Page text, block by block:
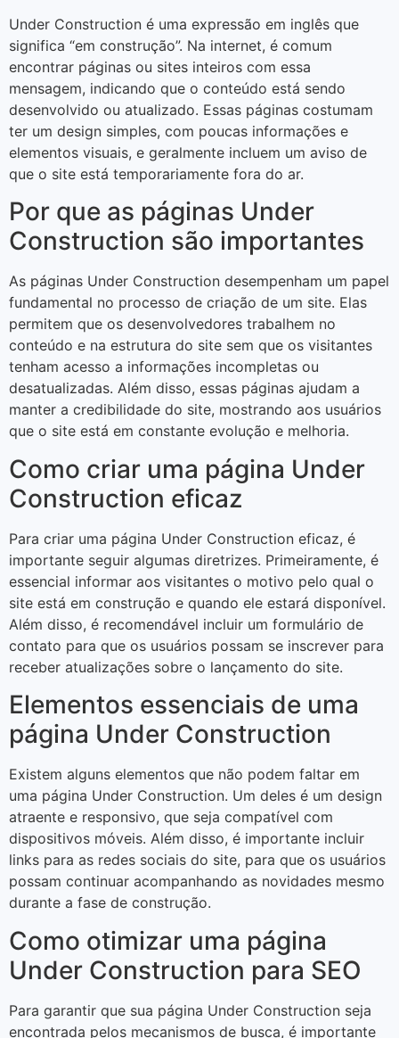
Under Construction é uma expressão em inglês que
significa “em construção”. Na internet, é comum
encontrar páginas ou sites inteiros com essa
mensagem, indicando que o conteúdo está sendo
desenvolvido ou atualizado. Essas páginas costumam
ter um design simples, com poucas informações e
elementos visuais, e geralmente incluem um aviso de
que o site está temporariamente fora do ar.
Por que as páginas Under
Construction são importantes
As páginas Under Construction desempenham um papel
fundamental no processo de criação de um site. Elas
permitem que os desenvolvedores trabalhem no
conteúdo e na estrutura do site sem que os visitantes
tenham acesso a informações incompletas ou
desatualizadas. Além disso, essas páginas ajudam a
manter a credibilidade do site, mostrando aos usuários
que o site está em constante evolução e melhoria.
Como criar uma página Under
Construction eficaz
Para criar uma página Under Construction eficaz, é
importante seguir algumas diretrizes. Primeiramente, é
essencial informar aos visitantes o motivo pelo qual o
site está em construção e quando ele estará disponível.
Além disso, é recomendável incluir um formulário de
contato para que os usuários possam se inscrever para
receber atualizações sobre o lançamento do site.
Elementos essenciais de uma
página Under Construction
Existem alguns elementos que não podem faltar em
uma página Under Construction. Um deles é um design
atraente e responsivo, que seja compatível com
dispositivos móveis. Além disso, é importante incluir
links para as redes sociais do site, para que os usuários
possam continuar acompanhando as novidades mesmo
durante a fase de construção.
Como otimizar uma página
Under Construction para SEO
Para garantir que sua página Under Construction seja
encontrada pelos mecanismos de busca, é importante